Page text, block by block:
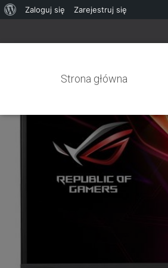
Zaloguj się Zarejestruj się
Strona główna